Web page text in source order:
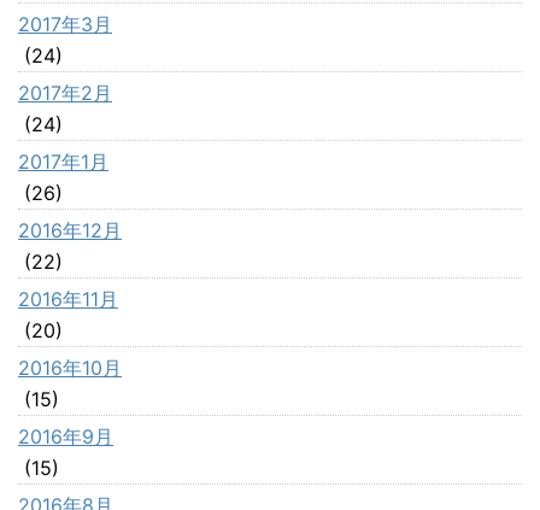
2017年3月
(24)
2017年2月
(24)
2017年1月
(26)
2016年12月
(22)
2016年11月
(20)
2016年10月
(15)
2016年9月
(15)
2016年8月